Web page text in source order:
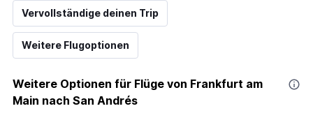
Vervollständige deinen Trip
Weitere Flugoptionen
Weitere Optionen für Flüge von Frankfurt am
Main nach San Andrés